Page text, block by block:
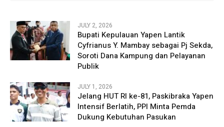
JULY 2, 2026
Bupati Kepulauan Yapen Lantik
Cyfrianus Y. Mambay sebagai Pj Sekda,
Soroti Dana Kampung dan Pelayanan
Publik
JULY 1, 2026
Jelang HUT RI ke-81, Paskibraka Yapen
Intensif Berlatih, PPI Minta Pemda
Dukung Kebutuhan Pasukan